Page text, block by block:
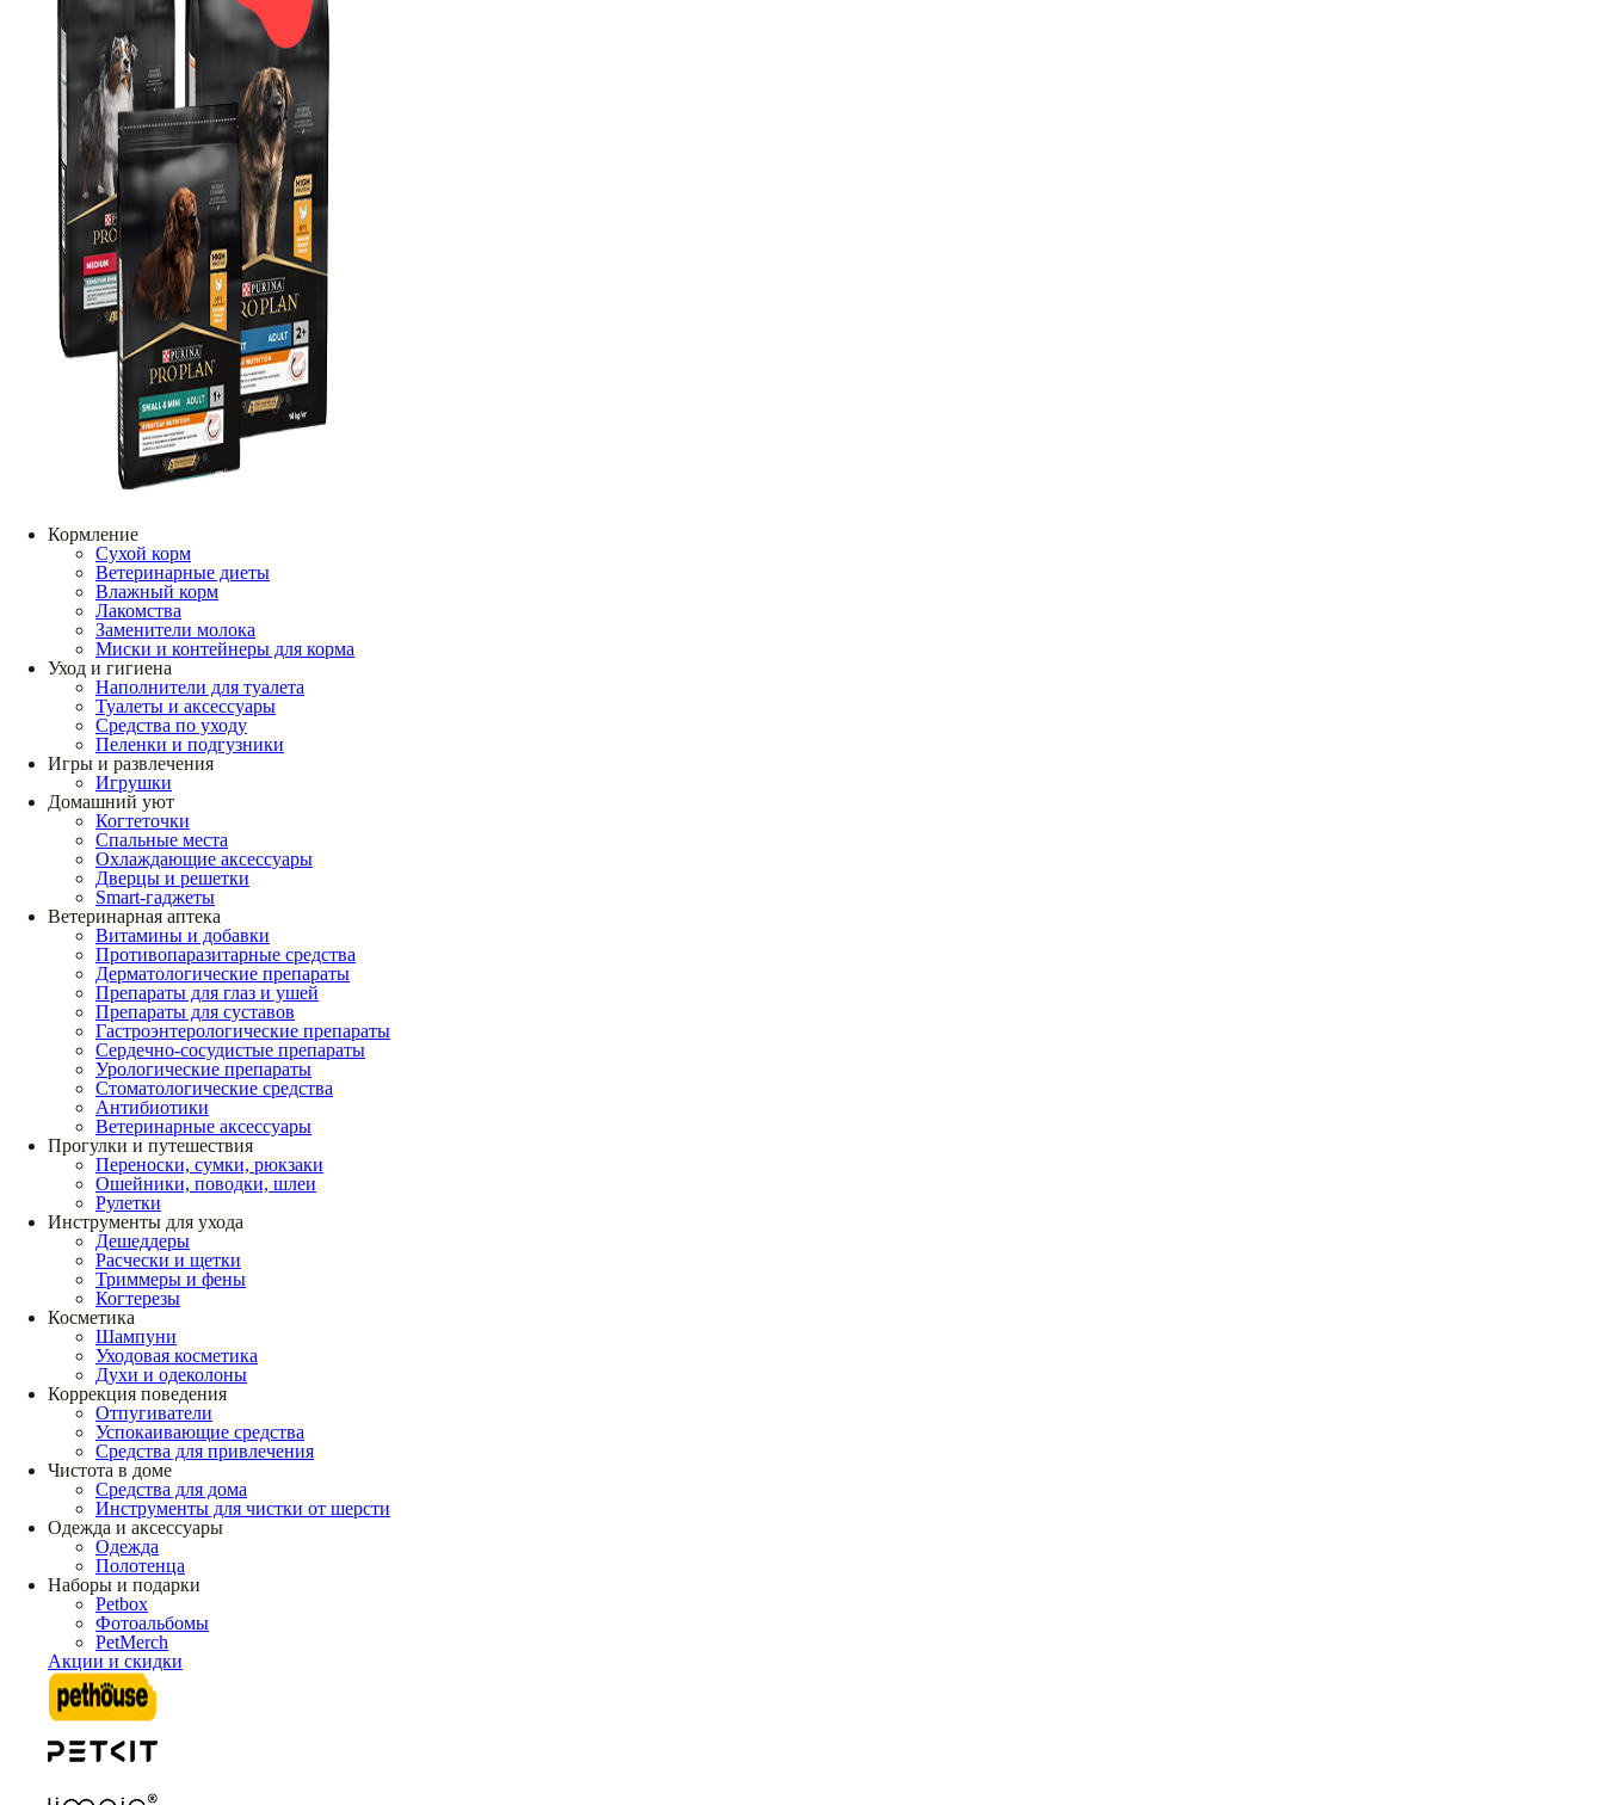
Кормление
Сухой корм
Ветеринарные диеты
Влажный корм
Лакомства
Заменители молока
Миски и контейнеры для корма
Уход и гигиена
Наполнители для туалета
Туалеты и аксессуары
Средства по уходу
Пеленки и подгузники
Игры и развлечения
Игрушки
Домашний уют
Когтеточки
Спальные места
Охлаждающие аксессуары
Дверцы и решетки
Smart-гаджеты
Ветеринарная аптека
Витамины и добавки
Противопаразитарные средства
Дерматологические препараты
Препараты для глаз и ушей
Препараты для суставов
Гастроэнтерологические препараты
Сердечно-сосудистые препараты
Урологические препараты
Стоматологические средства
Антибиотики
Ветеринарные аксессуары
Прогулки и путешествия
Переноски, сумки, рюкзаки
Ошейники, поводки, шлеи
Рулетки
Инструменты для ухода
Дешеддеры
Расчески и щетки
Триммеры и фены
Когтерезы
Косметика
Шампуни
Уходовая косметика
Духи и одеколоны
Коррекция поведения
Отпугиватели
Успокаивающие средства
Средства для привлечения
Чистота в доме
Средства для дома
Инструменты для чистки от шерсти
Одежда и аксессуары
Одежда
Полотенца
Наборы и подарки
Petbox
Фотоальбомы
PetMerch
Акции и скидки